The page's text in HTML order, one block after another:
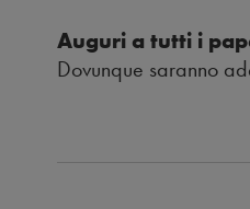
Auguri a tutti i
Dovunque saranno